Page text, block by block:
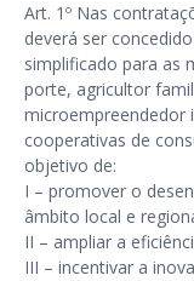
Art. 1º Nas
deverá ser
simplificado para as
porte, agricultor
microempreendedor
cooperativas de
objetivo de:
I – promover o
âmbito local e
II – ampliar a
III – incentivar a